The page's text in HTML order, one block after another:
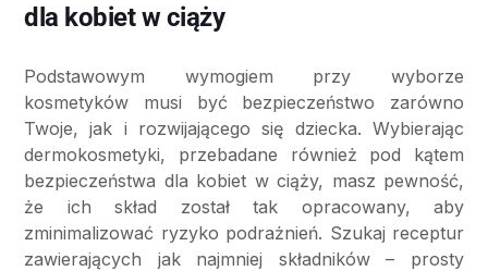
dla kobiet w ciąży
Podstawowym wymogiem przy wyborze
kosmetyków musi być bezpieczeństwo zarówno
Twoje, jak i rozwijającego się dziecka. Wybierając
dermokosmetyki, przebadane również pod kątem
bezpieczeństwa dla kobiet w ciąży, masz pewność,
że ich skład został tak opracowany, aby
zminimalizować ryzyko podrażnień. Szukaj receptur
zawierających jak najmniej składników – prosty